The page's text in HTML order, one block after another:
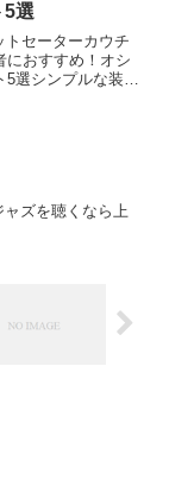
5選
トセーターカウチ
におすすめ！オシ
選シンプルな装い
ズを聴くなら上